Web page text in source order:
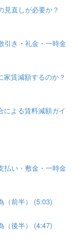
直しが必要か？
き・礼金・一時金
賃減額するのか？
よる賃料減額ガイ
い・敷金・一時金
（前半） (5:03)
（後半） (4:47)